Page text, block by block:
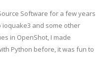
Software for a few years
and some other
in OpenShot, I made
Python before, it was fun to